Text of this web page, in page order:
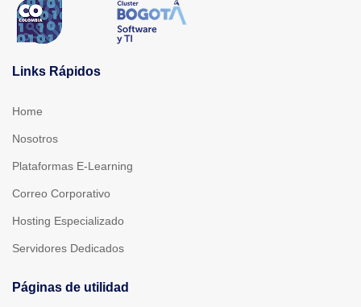
Links Rápidos
Home
Nosotros
Plataformas E-Learning
Correo Corporativo
Hosting Especializado
Servidores Dedicados
Páginas de utilidad